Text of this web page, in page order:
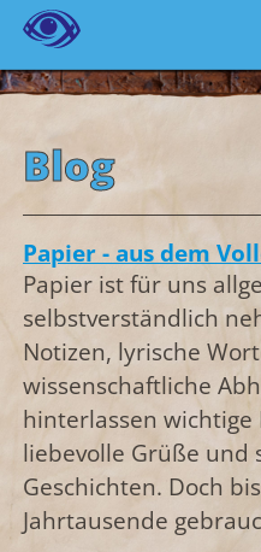
Blog
Papier - aus dem
Papier ist für uns
selbstverständlich
Notizen, lyrische
wissenschaftliche
hinterlassen
liebevolle Grüße und
Geschichten. Doch
Jahrtausende